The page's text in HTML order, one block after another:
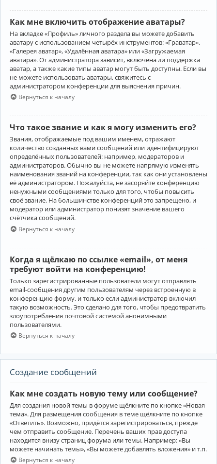
Как мне включить отображение аватары?
На вкладке «Профиль» личного раздела вы можете добавить
аватару с использованием четырёх инструментов: «Граватар»,
«Галерея аватар», «Удалённая аватара» или «Загружаемая
аватара». От администратора зависит, включена ли поддержка
аватар, а также какие типы аватар могут быть доступны. Если вы
не можете использовать аватары, свяжитесь с
администратором конференции для выяснения причин.
Вернуться к началу
Что такое звание и как я могу изменить его?
Звания, отображаемые под вашим именем, отражают
количество созданных вами сообщений или идентифицируют
определённых пользователей: например, модераторов и
администраторов. Обычно вы не можете напрямую изменять
наименования званий на конференции, так как они установлены
её администратором. Пожалуйста, не засоряйте конференцию
ненужными сообщениями только для того, чтобы повысить
своё звание. На большинстве конференций это запрещено, и
модератор или администратор понизят значение вашего
счётчика сообщений.
Вернуться к началу
Когда я щёлкаю по ссылке «email», от меня
требуют войти на конференцию!
Только зарегистрированные пользователи могут отправлять
email-сообщения другим пользователям через встроенную в
конференцию форму, и только если администратор включил
такую возможность. Это сделано для того, чтобы предотвратить
злоупотребления почтовой системой анонимными
пользователями.
Вернуться к началу
Создание сообщений
Как мне создать новую тему или сообщение?
Для создания новой темы в форуме щёлкните по кнопке «Новая
тема». Для размещения сообщения в теме щёлкните по кнопке
«Ответить». Возможно, придётся зарегистрироваться, прежде
чем отправить сообщение. Перечень ваших прав доступа
находится внизу страниц форума или темы. Например: «Вы
можете начинать темы», «Вы можете добавлять вложения» и т.п.
Вернуться к началу